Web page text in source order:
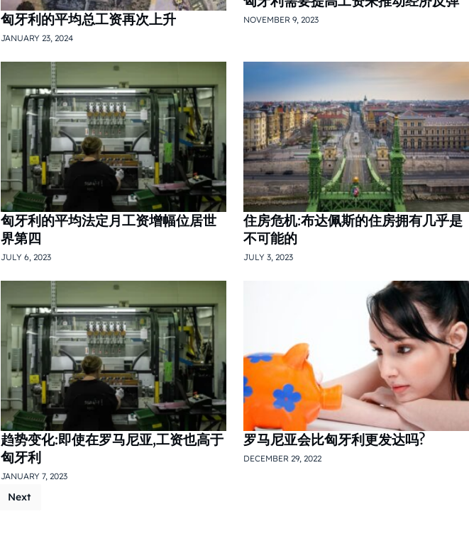
匈牙利的平均总工资再次上升
JANUARY 23, 2024
NOVEMBER 9, 2023
匈牙利的平均法定月工资增幅位居世
界第四
JULY 6, 2023
住房危机:布达佩斯的住房拥有几乎是
不可能的
JULY 3, 2023
趋势变化:即使在罗马尼亚,工资也高于
匈牙利
JANUARY 7, 2023
罗马尼亚会比匈牙利更发达吗?
DECEMBER 29, 2022
Posts pagination
Next